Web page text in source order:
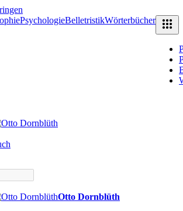
PsychologieBelletristikWörterbücher
Otto Dornblüth